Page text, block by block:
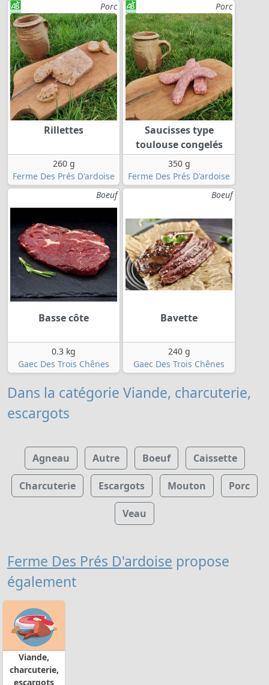
Porc
Rillettes
260 g
Ferme Des Prés D'ardoise
Porc
Saucisses type
toulouse congelés
350 g
Ferme Des Prés D'ardoise
Boeuf
Basse côte
0.3 kg
Gaec Des Trois Chênes
Boeuf
Bavette
240 g
Gaec Des Trois Chênes
Dans la catégorie Viande, charcuterie,
escargots
Agneau Autre Boeuf Caissette
Charcuterie Escargots Mouton Porc
Veau
Ferme Des Prés D'ardoise propose
également
Viande,
charcuterie,
escargots